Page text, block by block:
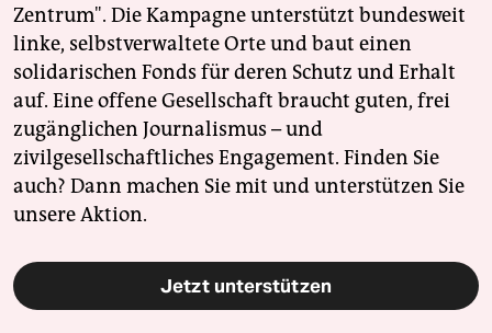
Zentrum". Die Kampagne unterstützt bundesweit
linke, selbstverwaltete Orte und baut einen
solidarischen Fonds für deren Schutz und Erhalt
auf. Eine offene Gesellschaft braucht guten, frei
zugänglichen Journalismus – und
zivilgesellschaftliches Engagement. Finden Sie
auch? Dann machen Sie mit und unterstützen Sie
unsere Aktion.
Jetzt unterstützen